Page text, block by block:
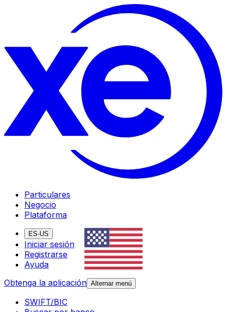
Particulares
Negocio
Plataforma
ES-US
Iniciar sesión
Registrarse
Ayuda
Obtenga la aplicación Alternar menú
SWIFT/BIC